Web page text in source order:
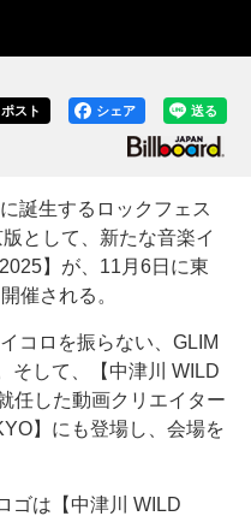
送る
シェア
ポスト
誕生するロックフェス
として、新たな音楽イ
】が、11月6日に東
催される。
コロを振らない、GLIM
そして、【中津川 WILD
任した動画クリエイター
】にも登場し、会場を
ゴは【中津川 WILD